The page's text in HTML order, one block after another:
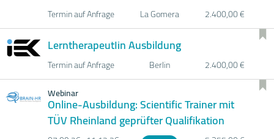
Termin auf Anfrage La Gomera 2.400,00 €
LerntherapeutIin Ausbildung
Termin auf Anfrage Berlin
2.400,00 €
Webinar
Online-Ausbildung: Scientific Trainer mit
TÜV Rheinland geprüfter Qualifikation